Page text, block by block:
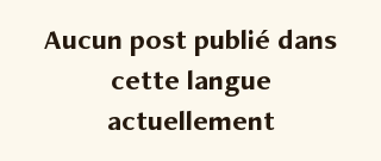
Aucun post publié dans
cette langue
actuellement